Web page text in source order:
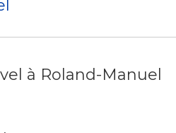
à Roland-Manuel